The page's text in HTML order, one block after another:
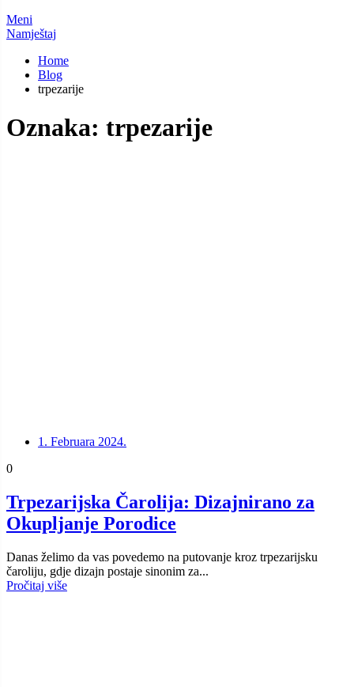
Meni
Namještaj
Home
Blog
trpezarije
Oznaka: trpezarije
1. Februara 2024.
0
Trpezarijska Čarolija: Dizajnirano za
Okupljanje Porodice
Danas želimo da vas povedemo na putovanje kroz trpezarijsku
čaroliju, gdje dizajn postaje sinonim za...
Pročitaj više